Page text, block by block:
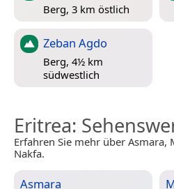
Berg, 3 km östlich
Zeban Agdo
Berg, 4½ km
südwestlich
Eritrea:
Erfahren Sie mehr über Asmara,
Nakfa.
Asmara